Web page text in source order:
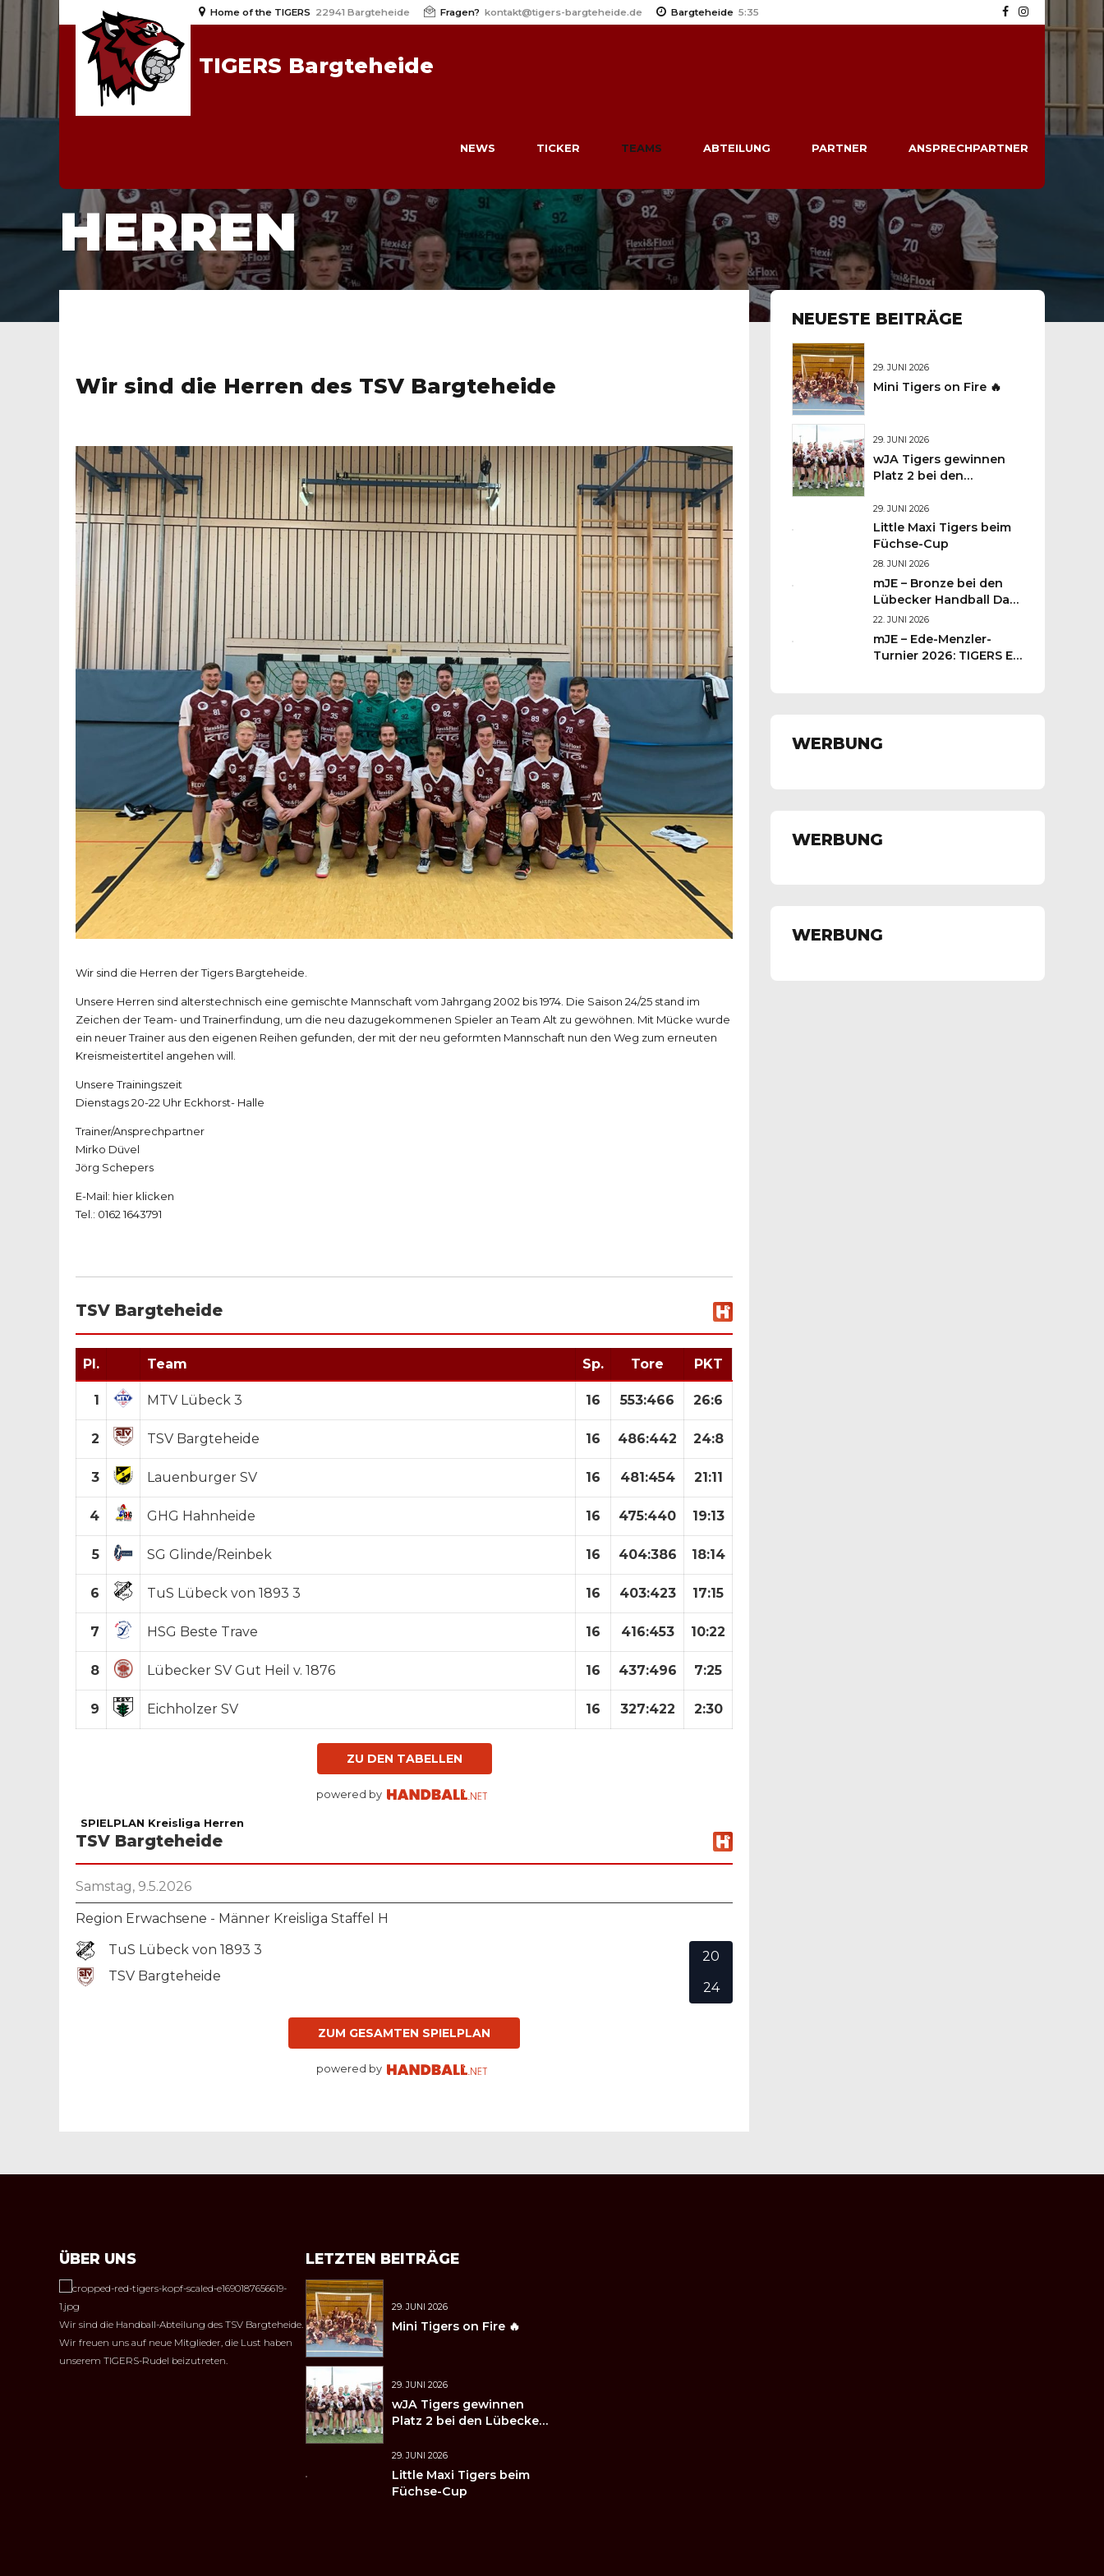
Home of the TIGERS 22941 Bargteheide Fragen? kontakt@tigers-bargteheide.de Bargteheide 5:35
TIGERS Bargteheide
NEWS TICKER TEAMS ABTEILUNG PARTNER ANSPRECHPARTNER
HOME
HERREN
Wir sind die Herren des TSV Bargteheide
Wir sind die Herren der Tigers Bargteheide.
Unsere Herren sind alterstechnisch eine gemischte Mannschaft vom Jahrgang 2002 bis 1974. Die Saison 24/25 stand im
Zeichen der Team- und Trainerfindung, um die neu dazugekommenen Spieler an Team Alt zu gewöhnen. Mit Mücke wurde
ein neuer Trainer aus den eigenen Reihen gefunden, der mit der neu geformten Mannschaft nun den Weg zum erneuten
Kreismeistertitel angehen will.
Unsere Trainingszeit
Dienstags 20-22 Uhr Eckhorst- Halle
Trainer/Ansprechpartner
Mirko Düvel
Jörg Schepers
E-Mail: hier klicken
Tel.: 0162 1643791
TSV Bargteheide
Pl. Team Sp. Tore PKT
1 MTV Lübeck 3 16 553:466 26:6
2 TSV Bargteheide 16 486:442 24:8
3 Lauenburger SV 16 481:454 21:11
4 GHG Hahnheide 16 475:440 19:13
5 SG Glinde/Reinbek 16 404:386 18:14
6 TuS Lübeck von 1893 3 16 403:423 17:15
7 HSG Beste Trave 16 416:453 10:22
8 Lübecker SV Gut Heil v. 1876 16 437:496 7:25
9 Eichholzer SV 16 327:422 2:30
ZU DEN TABELLEN
powered by
SPIELPLAN Kreisliga Herren
TSV Bargteheide
Samstag, 9.5.2026
Region Erwachsene - Männer Kreisliga Staffel H
TuS Lübeck von 1893 3
TSV Bargteheide
20
24
ZUM GESAMTEN SPIELPLAN
powered by
NEUESTE BEITRÄGE
29. JUNI 2026
Mini Tigers on Fire 🔥
29. JUNI 2026
wJA Tigers gewinnen
Platz 2 bei den
Handballtagen 2026
29. JUNI 2026
Little Maxi Tigers beim
Füchse-Cup
28. JUNI 2026
mJE – Bronze bei den
Lübecker Handball Days
– Was für ein
Wochenende für unsere
kleinen TIGERS
22. JUNI 2026
mJE – Ede-Menzler-
Turnier 2026: TIGERS E-
WERBUNG
WERBUNG
WERBUNG
ÜBER UNS
Wir sind die Handball-Abteilung des TSV Bargteheide.
Wir freuen uns auf neue Mitglieder, die Lust haben
unserem TIGERS-Rudel beizutreten.
LETZTEN BEITRÄGE
29. JUNI 2026
Mini Tigers on Fire 🔥
29. JUNI 2026
wJA Tigers gewinnen
Platz 2 bei den Lübecker
29. JUNI 2026
Little Maxi Tigers beim
Füchse-Cup